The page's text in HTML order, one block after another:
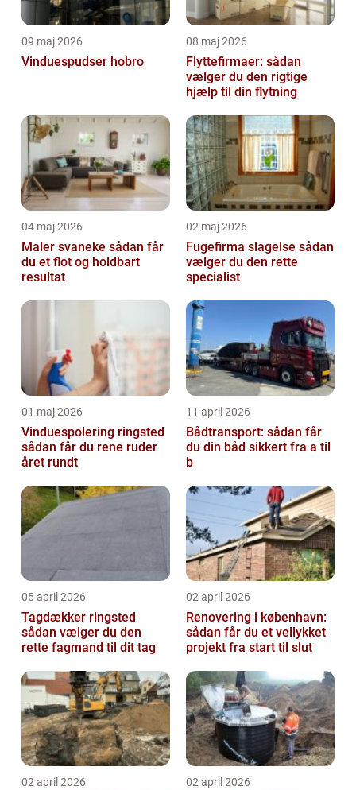
09 maj 2026
Vinduespudser hobro
08 maj 2026
Flyttefirmaer: sådan
vælger du den rigtige
hjælp til din flytning
04 maj 2026
Maler svaneke sådan får
du et flot og holdbart
resultat
02 maj 2026
Fugefirma slagelse sådan
vælger du den rette
specialist
01 maj 2026
Vinduespolering ringsted
sådan får du rene ruder
året rundt
11 april 2026
Bådtransport: sådan får
du din båd sikkert fra a til
b
05 april 2026
Tagdækker ringsted
sådan vælger du den
rette fagmand til dit tag
02 april 2026
Renovering i københavn:
sådan får du et vellykket
projekt fra start til slut
02 april 2026 02 april 2026